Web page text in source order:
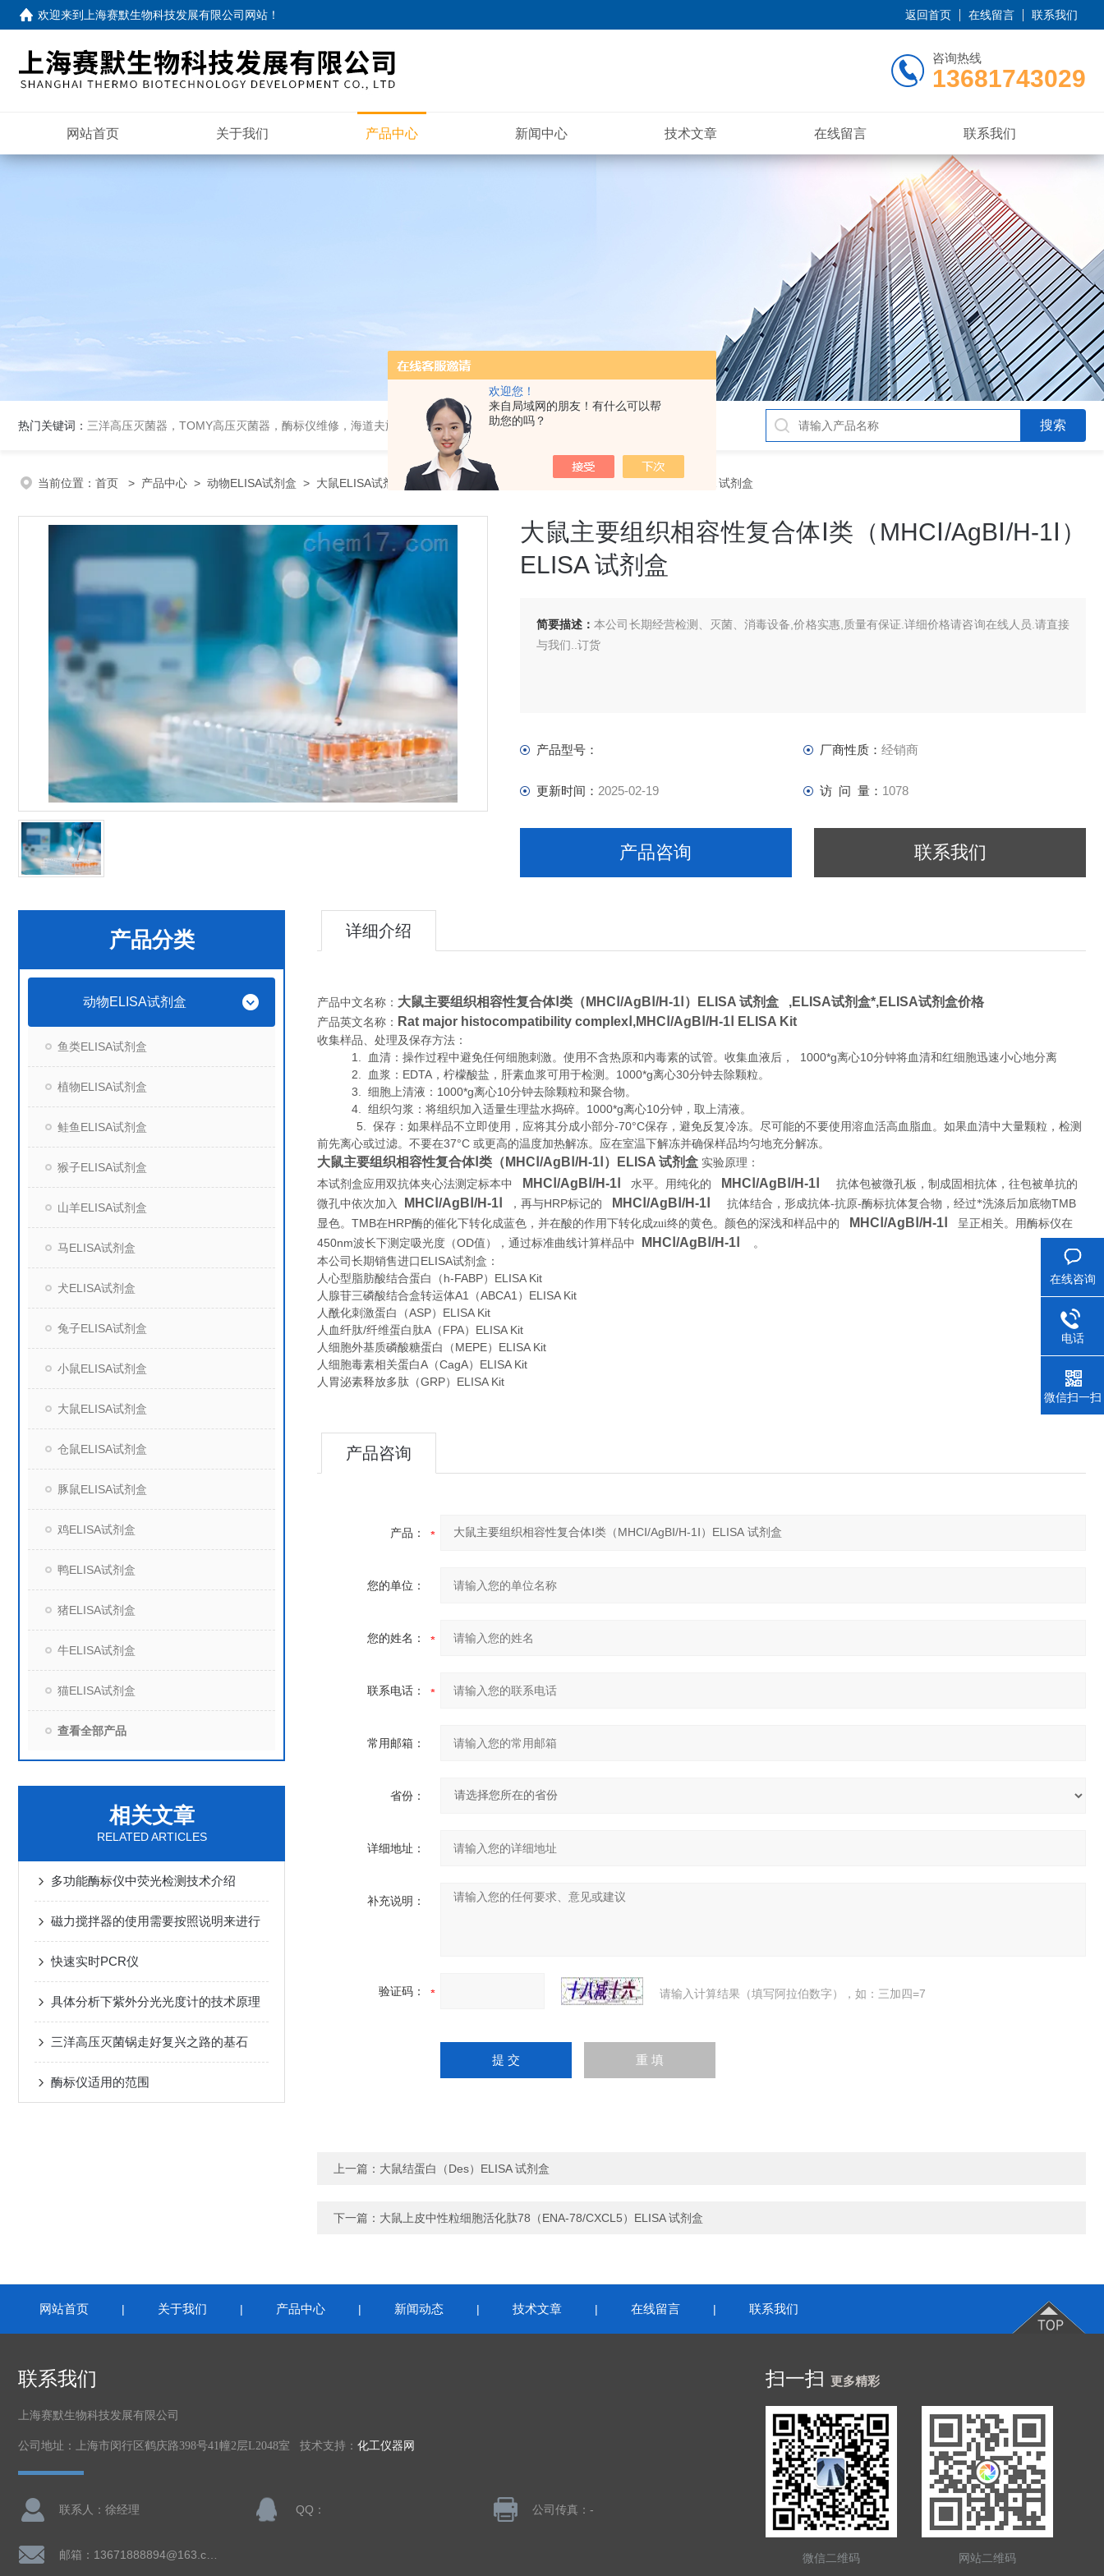
欢迎您！
来自局域网的朋友！有什么可以帮
助您的吗？
欢迎来到 上海赛默生物科技发展有限公司网站 ！ 返回首页 在线留言 联系我们
咨询热线
13681743029
网站首页 关于我们 产品中心 新闻中心 技术文章 在线留言 联系我们
热门关键词： 三洋高压灭菌器，TOMY高压灭菌器，酶标仪维修，海道夫旋转蒸发仪
当前位置： 首页 > 产品中心 > 动物ELISA试剂盒 > 大鼠ELISA试剂盒> 大鼠主要组织相容性复合体Ⅰ类（MHCⅠ/AgBⅠ/H-1Ⅰ）ELISA 试剂盒
大鼠主要组织相容性复合体Ⅰ类（MHCⅠ/AgBⅠ/H-1Ⅰ）
ELISA 试剂盒
简要描述：本公司长期经营检测、灭菌、消毒设备,价格实惠,质量有保证.详细价格请咨询在线人员.请直接
与我们..订货
产品型号： 厂商性质： 经销商
更新时间： 2025-02-19 访 问 量： 1078
产品咨询 联系我们
产品分类
动物ELISA试剂盒
鱼类ELISA试剂盒
植物ELISA试剂盒
鲑鱼ELISA试剂盒
猴子ELISA试剂盒
山羊ELISA试剂盒
马ELISA试剂盒
犬ELISA试剂盒
兔子ELISA试剂盒
小鼠ELISA试剂盒
大鼠ELISA试剂盒
仓鼠ELISA试剂盒
豚鼠ELISA试剂盒
鸡ELISA试剂盒
鸭ELISA试剂盒
猪ELISA试剂盒
牛ELISA试剂盒
猫ELISA试剂盒
查看全部产品
相关文章
RELATED ARTICLES
多功能酶标仪中荧光检测技术介绍
磁力搅拌器的使用需要按照说明来进行
快速实时PCR仪
具体分析下紫外分光光度计的技术原理
三洋高压灭菌锅走好复兴之路的基石
酶标仪适用的范围
详细介绍
产品中文名称： 大鼠主要组织相容性复合体Ⅰ类（MHCⅠ/AgBⅠ/H-1Ⅰ）ELISA 试剂盒 ,ELISA试剂盒*,ELISA试剂盒价格
产品英文名称： Rat major histocompatibility complexⅠ,MHCⅠ/AgBⅠ/H-1Ⅰ ELISA Kit
收集样品、处理及保存方法：
1. 血清：操作过程中避免任何细胞刺激。使用不含热原和内毒素的试管。收集血液后， 1000*g离心10分钟将血清和红细胞迅速小心地分离
2. 血浆：EDTA，柠檬酸盐，肝素血浆可用于检测。1000*g离心30分钟去除颗粒。
3. 细胞上清液：1000*g离心10分钟去除颗粒和聚合物。
4. 组织匀浆：将组织加入适量生理盐水捣碎。1000*g离心10分钟，取上清液。
5. 保存：如果样品不立即使用，应将其分成小部分-70°C保存，避免反复冷冻。尽可能的不要使用溶血活高血脂血。如果血清中大量颗粒，检测
前先离心或过滤。不要在37°C 或更高的温度加热解冻。应在室温下解冻并确保样品均匀地充分解冻。
大鼠主要组织相容性复合体Ⅰ类（MHCⅠ/AgBⅠ/H-1Ⅰ）ELISA 试剂盒 实验原理 ：
本试剂盒应用双抗体夹心法测定标本中
MHCⅠ/AgBⅠ/H-1Ⅰ 水平。用纯化的 MHCⅠ/AgBⅠ/H-1Ⅰ
抗体包被微孔板，制成固相抗体，往包被单抗的
微孔中依次加入
MHCⅠ/AgBⅠ/H-1Ⅰ ，再与HRP标记的 MHCⅠ/AgBⅠ/H-1Ⅰ 抗体结合，形成抗体-抗原-酶标抗体复合物，经过*洗涤后加底物TMB
显色。 TMB在HRP酶的催化下转化成蓝色，并在酸的作用下转化成zui终的黄色。颜色的深浅和样品中的 MHCⅠ/AgBⅠ/H-1Ⅰ 呈正相关。用酶标仪在
450nm波长下测定吸光度（OD值），通过标准曲线计算样品中 MHCⅠ/AgBⅠ/H-1Ⅰ
。
本公司长期销售进口ELISA试剂盒：
人心型脂肪酸结合蛋白（h-FABP）ELISA Kit
人腺苷三磷酸结合盒转运体A1（ABCA1）ELISA Kit
人酰化刺激蛋白（ASP）ELISA Kit
人血纤肽/纤维蛋白肽A（FPA）ELISA Kit
人细胞外基质磷酸糖蛋白（MEPE）ELISA Kit
人细胞毒素相关蛋白A（CagA）ELISA Kit
人胃泌素释放多肽（GRP）ELISA Kit
产品咨询
产品：
您的单位：
您的姓名：
联系电话：
常用邮箱：
省份：
详细地址：
补充说明：
验证码： 请输入计算结果（填写阿拉伯数字），如：三加四=7
上一篇： 大鼠结蛋白（Des）ELISA 试剂盒
下一篇： 大鼠上皮中性粒细胞活化肽78（ENA-78/CXCL5）ELISA 试剂盒
网站首页 | 关于我们 | 产品中心 | 新闻动态 | 技术文章 | 在线留言 | 联系我们
联系我们
上海赛默生物科技发展有限公司
公司地址：上海市闵行区鹤庆路398号41幢2层L2048室 技术支持： 化工仪器网
联系人：徐经理 QQ： 公司传真：-
扫一扫 更多精彩
微信二维码 网站二维码
在线咨询
电话
微信扫一扫